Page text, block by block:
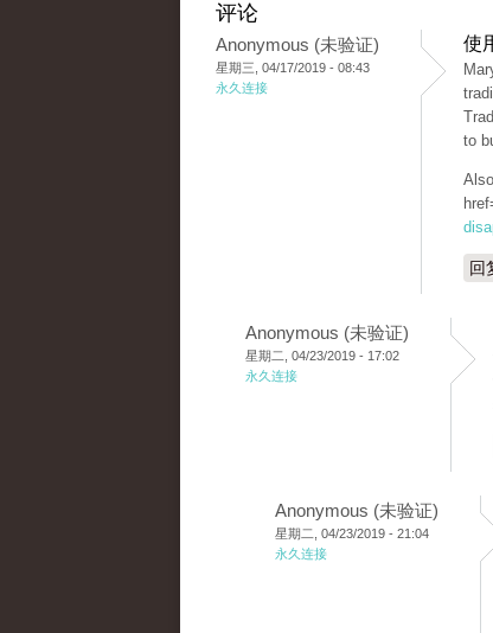
评论
Anonymous (未验证)
星期三, 04/17/2019 - 08:43
永久连接
使
to
回
Anonymous (未验证)
星期二, 04/23/2019 - 17:02
永久连接
Anonymous (未验证)
星期二, 04/23/2019 - 21:04
永久连接